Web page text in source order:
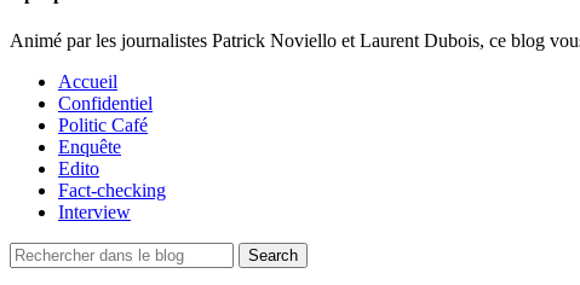
Animé par les journalistes Patrick Noviello et Laurent Dubois, ce blog
Accueil
Confidentiel
Politic Café
Enquête
Edito
Fact-checking
Interview